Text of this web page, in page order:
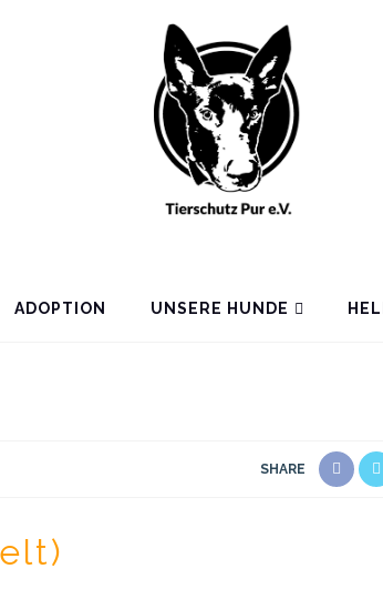
ADOPTION UNSERE HUNDE
SHARE